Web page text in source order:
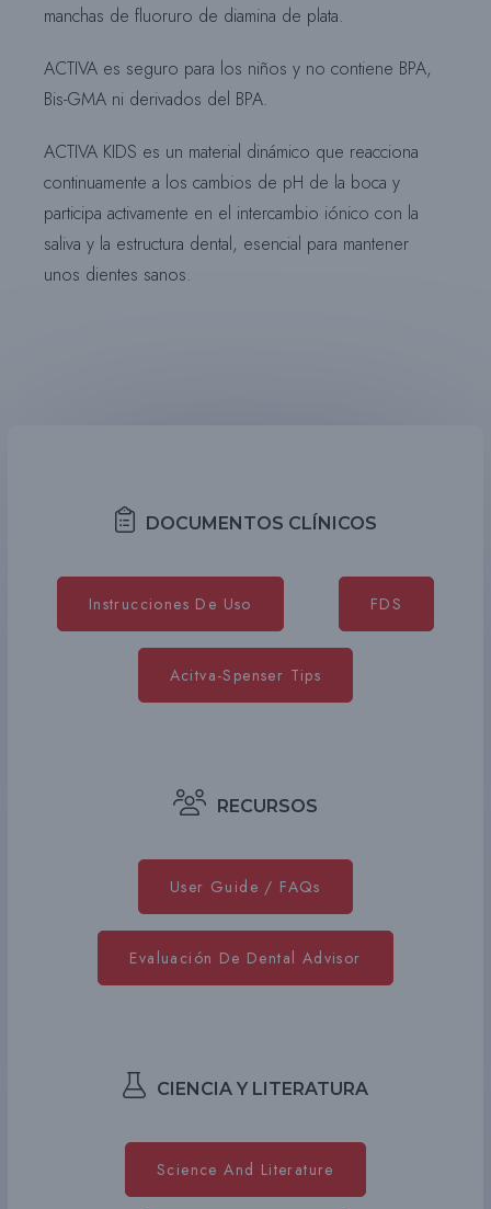
manchas de fluoruro de diamina de plata.
ACTIVA es seguro para los niños y no contiene BPA,
Bis-GMA ni derivados del BPA.
ACTIVA KIDS es un material dinámico que reacciona
continuamente a los cambios de pH de la boca y
participa activamente en el intercambio iónico con la
saliva y la estructura dental, esencial para mantener
unos dientes sanos.
DOCUMENTOS CLÍNICOS
Instrucciones De Uso FDS
Acitva-Spenser Tips
RECURSOS
User Guide / FAQs
Evaluación De Dental Advisor
CIENCIA Y LITERATURA
Science And Literature